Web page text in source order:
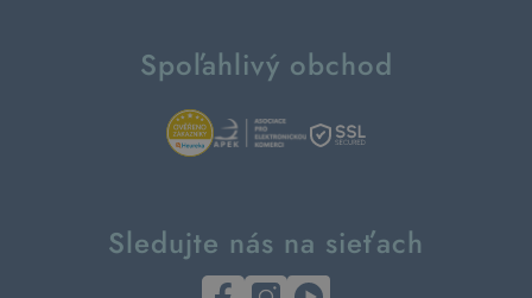
Spoľahlivý obchod
Sledujte nás na sieťach